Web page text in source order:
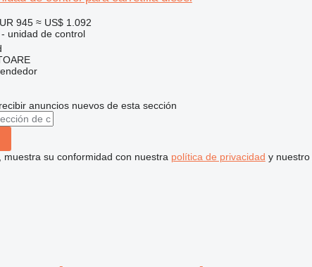
945 ≈ US$ 1.092
unidad de control
anuncios nuevos de esta sección
muestra su conformidad con nuestra política de privacidad y nuestro